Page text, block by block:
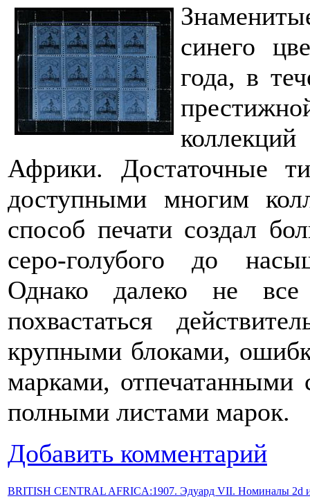
синего
года, в
Африки. Достаточные
доступными многим
способ печати создал
серо-голубого до
Однако далеко не все
похвастаться
крупными блоками,
марками, отпечатанными
полными листами марок.
Добавить комментарий
BRITISH CENTRAL AFRICA:1907. Эдуард VII. Номиналы 2d